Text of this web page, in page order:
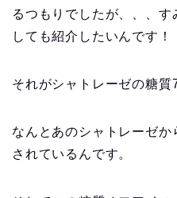
るつもりでしたが、、、す
しても紹介したいんです！
それがシャトレーゼの糖質
なんとあのシャトレーゼ
されているんです。